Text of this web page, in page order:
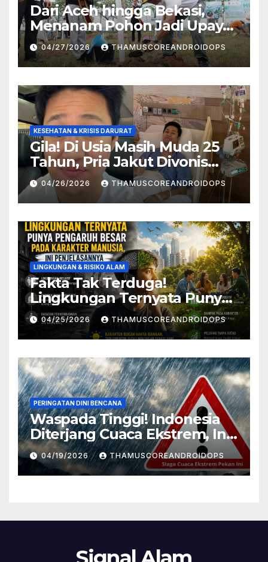
Dari Aceh hingga Bekasi,
Menanam Pohon Jadi Upaya
Redam Bencana Alam
04/27/2026 THAMUSCOREANDROIDOPS
KESEHATAN & KRISIS DARURAT
Gila! Di Usia Masih Muda 25
Tahun, Pria Jakut Divonis
Kanker Limfoma, Ini Dugaan
Penyebabnya
04/26/2026 THAMUSCOREANDROIDOPS
LINGKUNGAN & RISIKO ALAM
Fakta Tak Terduga!
Lingkungan Ternyata Punya
Pengaruh Besar Pada
Karakter Manusia, Ini
Penjelasannya
04/25/2026 THAMUSCOREANDROIDOPS
PERINGATAN DINI BENCANA
Waspada Tinggi! Indonesia
Diterjang Cuaca Ekstrem, Ini
Daftar Daerah Rawan
04/19/2026 THAMUSCOREANDROIDOPS